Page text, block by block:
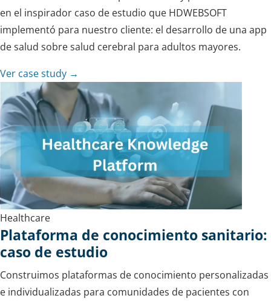
en el inspirador caso de estudio que HDWEBSOFT
implementó para nuestro cliente: el desarrollo de una app
de salud sobre salud cerebral para adultos mayores.
Ver case study →
Healthcare
Plataforma de conocimiento sanitario:
caso de estudio
Construimos plataformas de conocimiento personalizadas
e individualizadas para comunidades de pacientes con